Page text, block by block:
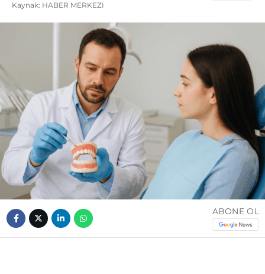
Kaynak: HABER MERKEZI
ABONE OL